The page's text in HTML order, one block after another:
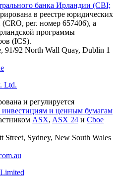
банка Ирландии (CBI;
в реестре юридических
рег. номер 657406), а
программы
(ICS).
91/92 North Wall Quay, Dublin 1
Ltd.
и регулируется
инвестициям и ценным бумагам
ASX, ASX 24 и Cboe
Street, Sydney, New South Wales